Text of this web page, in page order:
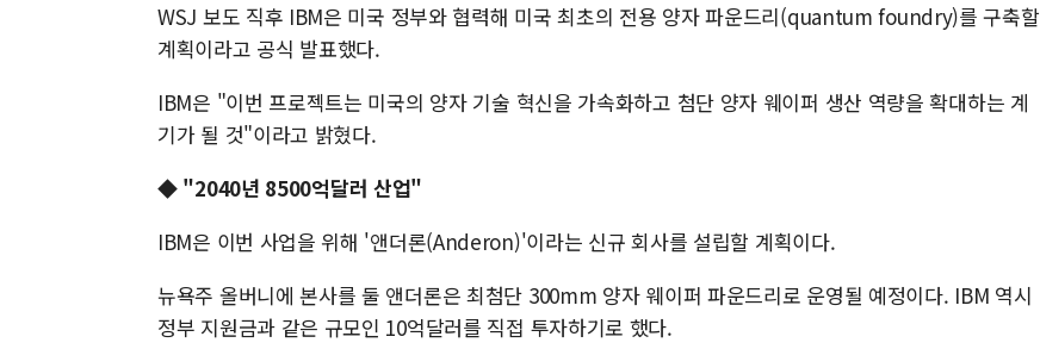
WSJ 보도 직후 IBM은 미국 정부와 협력해 미국 최초의 전용 양자 파운드리(quantum foundry)를 구축할
계획이라고 공식 발표했다.
IBM은 "이번 프로젝트는 미국의 양자 기술 혁신을 가속화하고 첨단 양자 웨이퍼 생산 역량을 확대하는 계
기가 될 것"이라고 밝혔다.
◆"2040년 8500억달러 산업"
IBM은 이번 사업을 위해 '앤더론(Anderon)'이라는 신규 회사를 설립할 계획이다.
뉴욕주 올버니에 본사를 둘 앤더론은 최첨단 300mm 양자 웨이퍼 파운드리로 운영될 예정이다. IBM 역시
정부 지원금과 같은 규모인 10억달러를 직접 투자하기로 했다.